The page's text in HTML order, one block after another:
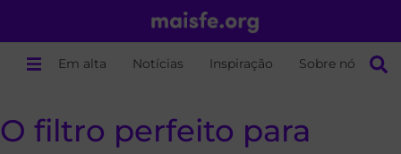
Em alta Notícias Inspiração Sobre nós
O filtro perfeito para